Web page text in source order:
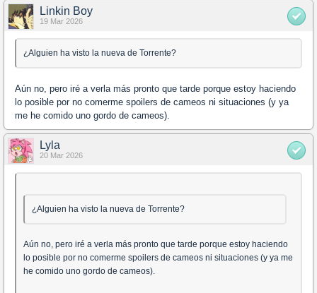
Linkin Boy
19 Mar 2026
¿Alguien ha visto la nueva de Torrente?
Aún no, pero iré a verla más pronto que tarde porque estoy haciendo
lo posible por no comerme spoilers de cameos ni situaciones (y ya
me he comido uno gordo de cameos).
Lyla
20 Mar 2026
¿Alguien ha visto la nueva de Torrente?
Aún no, pero iré a verla más pronto que tarde porque estoy haciendo
lo posible por no comerme spoilers de cameos ni situaciones (y ya me
he comido uno gordo de cameos).